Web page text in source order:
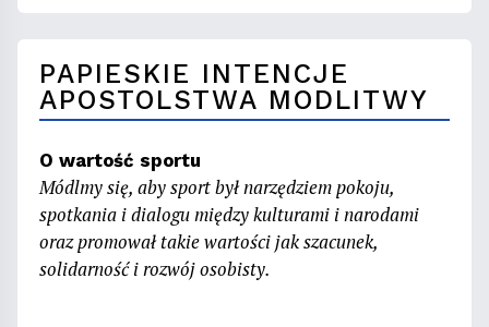
PAPIESKIE INTENCJE
APOSTOLSTWA MODLITWY
O wartość sportu
Módlmy się, aby sport był narzędziem pokoju,
spotkania i dialogu między kulturami i narodami
oraz promował takie wartości jak szacunek,
solidarność i rozwój osobisty.